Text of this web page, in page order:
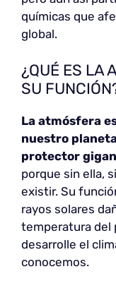
químicas que
global.
¿QUÉ ES LA
SU
La atmósfera
nuestro
protector
porque sin ella,
existir. Su
rayos solares
temperatura del
desarrolle el
conocemos.